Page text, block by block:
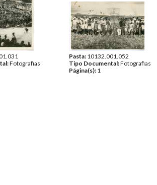
Fotografias
Pasta: 10132.001.052
Tipo Documental:Fotografias
Página(s): 1